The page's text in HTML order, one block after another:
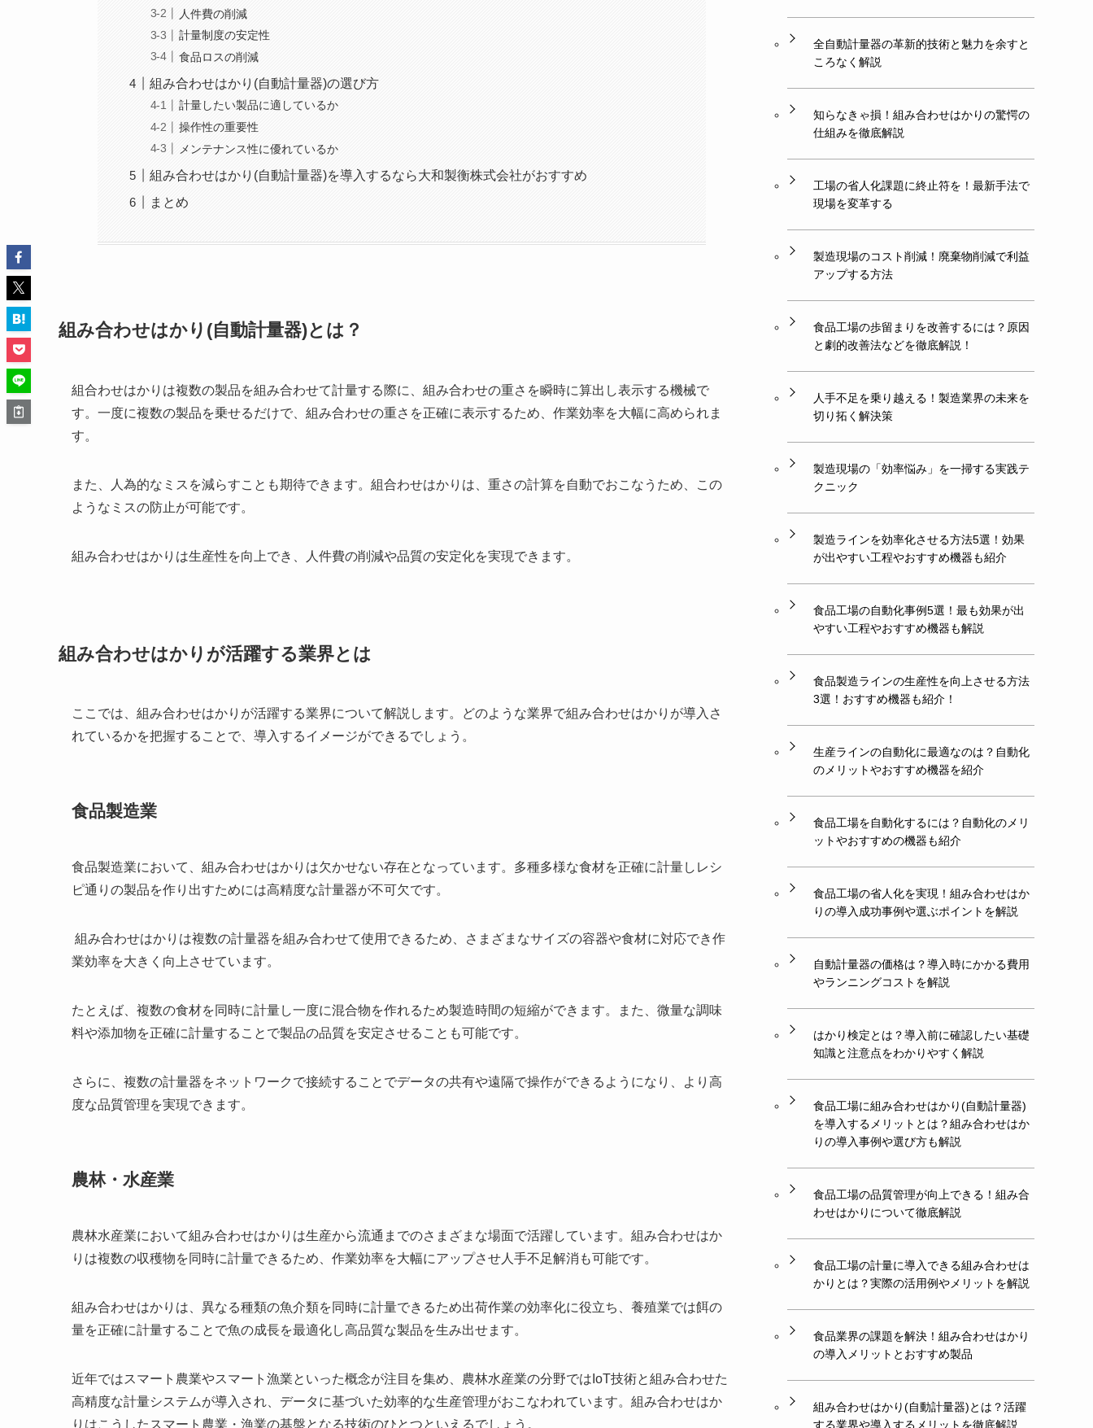
人件費の削減
計量制度の安定性
食品ロスの削減
組み合わせはかり(自動計量器)の選び方
計量したい製品に適しているか
操作性の重要性
メンテナンス性に優れているか
組み合わせはかり(自動計量器)を導入するなら大和製衡株式会社がおすすめ
まとめ
組み合わせはかり(自動計量器)とは？
組合わせはかりは複数の製品を組み合わせて計量する際に、組み合わせの重さを瞬時に算出し表示する機械で
す。一度に複数の製品を乗せるだけで、組み合わせの重さを正確に表示するため、作業効率を大幅に高められま
す。
また、人為的なミスを減らすことも期待できます。組合わせはかりは、重さの計算を自動でおこなうため、この
ようなミスの防止が可能です。
組み合わせはかりは生産性を向上でき、人件費の削減や品質の安定化を実現できます。
組み合わせはかりが活躍する業界とは
ここでは、組み合わせはかりが活躍する業界について解説します。どのような業界で組み合わせはかりが導入さ
れているかを把握することで、導入するイメージができるでしょう。
食品製造業
食品製造業において、組み合わせはかりは欠かせない存在となっています。多種多様な食材を正確に計量しレシ
ピ通りの製品を作り出すためには高精度な計量器が不可欠です。
組み合わせはかりは複数の計量器を組み合わせて使用できるため、さまざまなサイズの容器や食材に対応でき作
業効率を大きく向上させています。
たとえば、複数の食材を同時に計量し一度に混合物を作れるため製造時間の短縮ができます。また、微量な調味
料や添加物を正確に計量することで製品の品質を安定させることも可能です。
さらに、複数の計量器をネットワークで接続することでデータの共有や遠隔で操作ができるようになり、より高
度な品質管理を実現できます。
農林・水産業
農林水産業において組み合わせはかりは生産から流通までのさまざまな場面で活躍しています。組み合わせはか
りは複数の収穫物を同時に計量できるため、作業効率を大幅にアップさせ人手不足解消も可能です。
組み合わせはかりは、異なる種類の魚介類を同時に計量できるため出荷作業の効率化に役立ち、養殖業では餌の
量を正確に計量することで魚の成長を最適化し高品質な製品を生み出せます。
近年ではスマート農業やスマート漁業といった概念が注目を集め、農林水産業の分野ではIoT技術と組み合わせた
高精度な計量システムが導入され、データに基づいた効率的な生産管理がおこなわれています。組み合わせはか
りはこうしたスマート農業・漁業の基盤となる技術のひとつといえるでしょう。
全自動計量器の革新的技術と魅力を余すと
ころなく解説
知らなきゃ損！組み合わせはかりの驚愕の
仕組みを徹底解説
工場の省人化課題に終止符を！最新手法で
現場を変革する
製造現場のコスト削減！廃棄物削減で利益
アップする方法
食品工場の歩留まりを改善するには？原因
と劇的改善法などを徹底解説！
人手不足を乗り越える！製造業界の未来を
切り拓く解決策
製造現場の「効率悩み」を一掃する実践テ
クニック
製造ラインを効率化させる方法5選！効果
が出やすい工程やおすすめ機器も紹介
食品工場の自動化事例5選！最も効果が出
やすい工程やおすすめ機器も解説
食品製造ラインの生産性を向上させる方法
3選！おすすめ機器も紹介！
生産ラインの自動化に最適なのは？自動化
のメリットやおすすめ機器を紹介
食品工場を自動化するには？自動化のメリ
ットやおすすめの機器も紹介
食品工場の省人化を実現！組み合わせはか
りの導入成功事例や選ぶポイントを解説
自動計量器の価格は？導入時にかかる費用
やランニングコストを解説
はかり検定とは？導入前に確認したい基礎
知識と注意点をわかりやすく解説
食品工場に組み合わせはかり(自動計量器)
を導入するメリットとは？組み合わせはか
りの導入事例や選び方も解説
食品工場の品質管理が向上できる！組み合
わせはかりについて徹底解説
食品工場の計量に導入できる組み合わせは
かりとは？実際の活用例やメリットを解説
食品業界の課題を解決！組み合わせはかり
の導入メリットとおすすめ製品
組み合わせはかり(自動計量器)とは？活躍
する業界や導入するメリットを徹底解説